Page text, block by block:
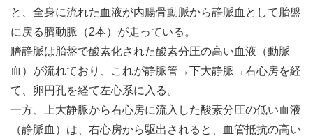
と、全身に流れた血液が内腸骨動脈から静脈血として胎盤
に戻る臍動脈（2本）が走っている。
臍静脈は胎盤で酸素化された酸素分圧の高い血液（動脈
血）が流れており、これが静脈管→下大静脈→右心房を経
て、卵円孔を経て左心系に入る。
一方、上大静脈から右心房に流入した酸素分圧の低い血液
（静脈血）は、右心房から駆出されると、血管抵抗の高い